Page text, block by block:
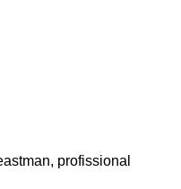
, profissional